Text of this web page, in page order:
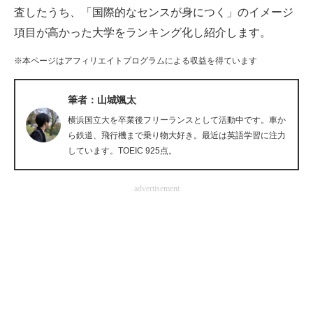
ビジネスと働き方のヒント
経営リーダーのコミュニティ
マーケ×ITの今がよく分かる
企業向けIT製品の総合サイト
査したうち、「国際的なセンスが身につく」のイメージ
項目が高かった大学をランキング化し紹介します。
※本ページはアフィリエイトプログラムによる収益を得ています
筆者：山城颯太
横浜国立大を卒業後フリーランスとして活動中です。車か
ら鉄道、飛行機まで乗り物大好き。最近は英語学習に注力
しています。TOEIC 925点。
advertisement